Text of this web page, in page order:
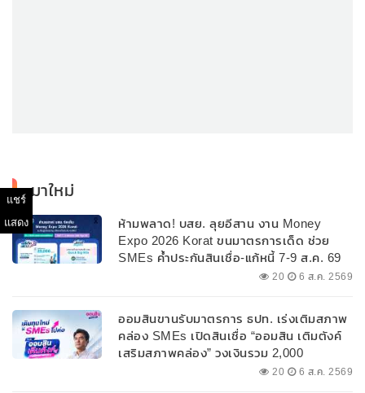
แชร์
แสดง
มาใหม่
ห้ามพลาด! บสย. ลุยอีสาน งาน Money
Expo 2026 Korat ขนมาตรการเด็ด ช่วย
SMEs ค้ำประกันสินเชื่อ-แก้หนี้ 7-9 ส.ค. 69
20 6 ส.ค. 2569
ออมสินขานรับมาตรการ ธปท. เร่งเติมสภาพ
คล่อง SMEs เปิดสินเชื่อ “ออมสิน เติมตังค์
เสริมสภาพคล่อง” วงเงินรวม 2,000
ลบ.สนับสนุนเงินทุนหมุนเวียนวงเงินกู้สูงสุด
20 6 ส.ค. 2569